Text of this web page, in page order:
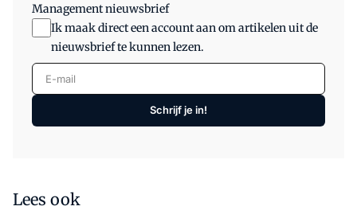
Management nieuwsbrief
Ik maak direct een account aan om artikelen uit de
nieuwsbrief te kunnen lezen.
E-mail
Schrijf je in!
Lees ook